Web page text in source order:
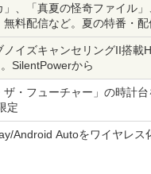
、「真夏の怪奇ファイル
料配信など。夏の特番・配
ノイズキャンセリングII搭載
SilentPowerから
ザ・フューチャー」の時計
定
Android Autoをワイヤレス